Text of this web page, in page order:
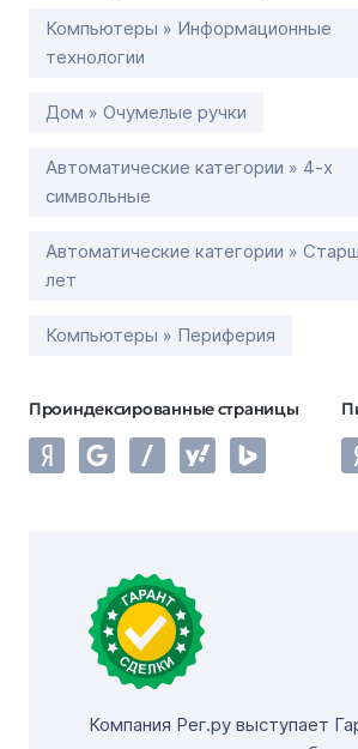
Компьютеры » Информационные
технологии
Дом » Очумелые ручки
Автоматические категории » 4-х
символьные
Автоматические категории »
лет
Компьютеры » Периферия
Проиндексированные страницы
Компания Рег.ру выступает